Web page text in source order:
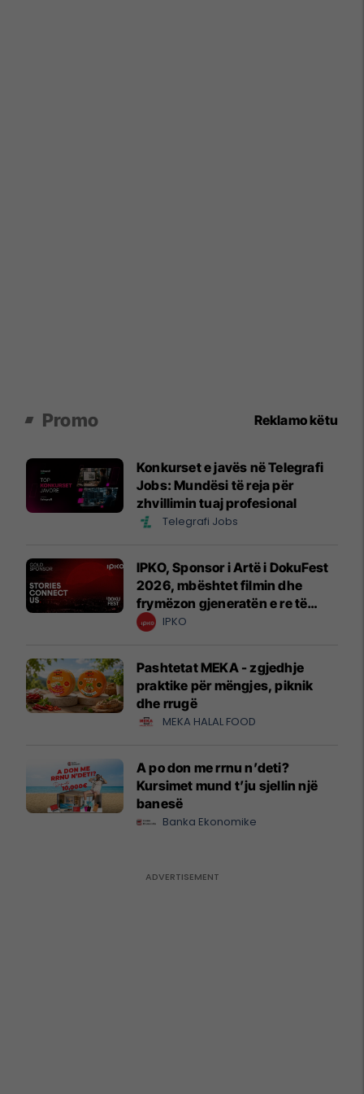
Promo Reklamo këtu
Konkurset e javës në Telegrafi
Jobs: Mundësi të reja për
zhvillimin tuaj profesional
Telegrafi Jobs
IPKO, Sponsor i Artë i DokuFest
2026, mbështet filmin dhe
frymëzon gjeneratën e re të
krijuesve
IPKO
Pashtetat MEKA - zgjedhje
praktike për mëngjes, piknik
dhe rrugë
MEKA HALAL FOOD
A po don me rrnu n’deti?
Kursimet mund t’ju sjellin një
banesë
Banka Ekonomike